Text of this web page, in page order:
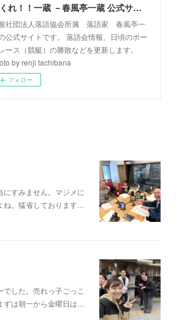
まくれ！！一蔵 －春風亭一蔵 公式サイト－
社団法人落語協会所属 落語家 春風亭一
公式サイトです。 落語会情報、日頃のボー
ース（競艇）の勝敗などを更新します。
by renji tachibana
フォロー
にすみません。マジメに
。猛省しております…
した。売れっ子ごっこ
は朝一から金曜日は…